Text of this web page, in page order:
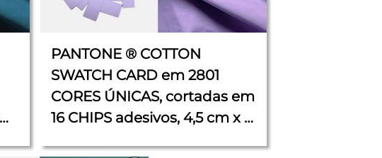
PANTONE ® COTTON
SWATCH CARD em 2801
CORES ÚNICAS, cortadas em
16 CHIPS adesivos, 4,5 cm x 2